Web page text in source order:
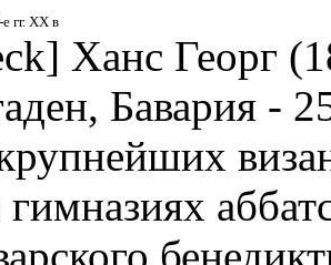
гг. ХХ в
Ханс Георг
Бавария -
гимназиях